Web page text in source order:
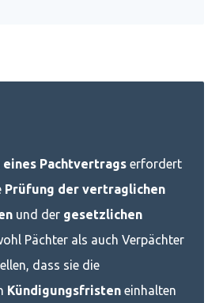
eines Pachtvertrags erfordert
Prüfung der vertraglichen
und der gesetzlichen
Pächter als auch Verpächter
dass sie die
Kündigungsfristen einhalten